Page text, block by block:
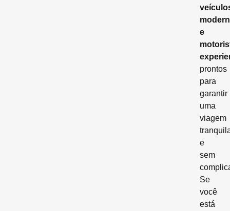
e
prontos
para
garantir
uma
viagem
e
sem
Se
você
está